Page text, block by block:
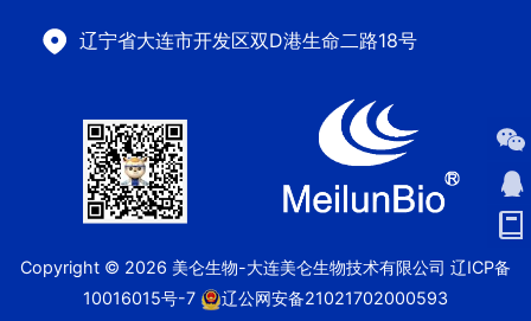
辽宁省大连市开发区双D港生命二路18号
Copyright © 2026 美仑生物-大连美仑生物技术有限公司 辽ICP备
10016015号-7
辽公网安备21021702000593